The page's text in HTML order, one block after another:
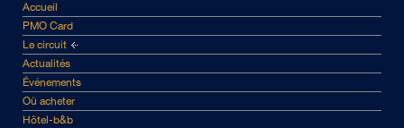
Accueil
PMO Card
Le circuit
Actualités
Événements
Où acheter
Hôtel-b&b